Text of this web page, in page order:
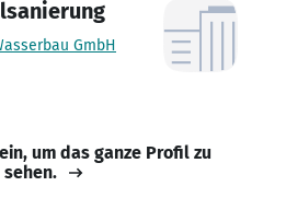
GmbH
um das ganze Profil zu
sehen.